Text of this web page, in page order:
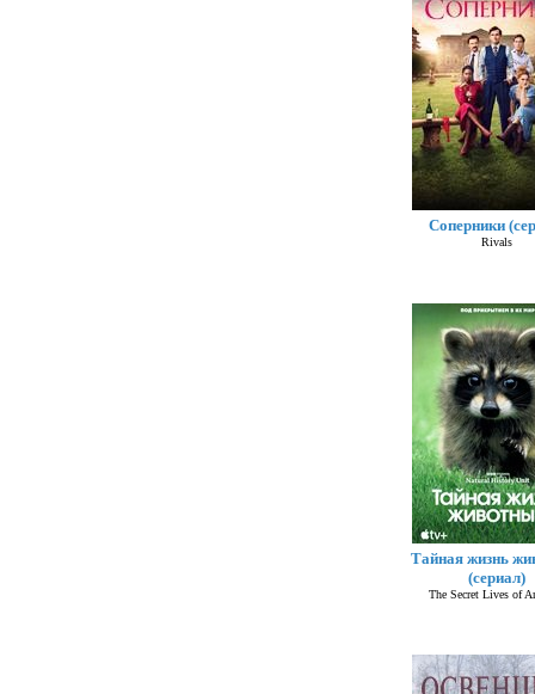
Соперники
Rivals
Тайная жизнь
(сериал)
The Secret Lives of